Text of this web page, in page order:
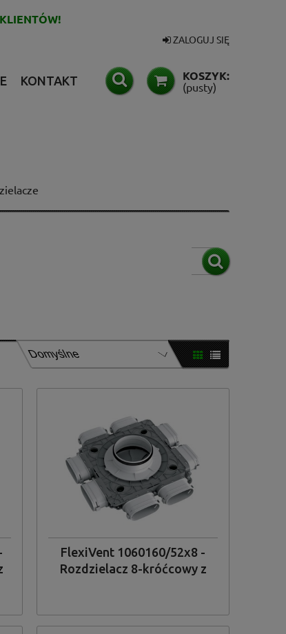
ZALOGUJ SIĘ
KOSZYK:
(pusty)
KONTAKT
FILTRUJ
FlexiVent 1060160/52x8 -
Rozdzielacz 8-króćcowy z